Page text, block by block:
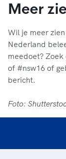
Meer
Wil je meer
Nederland
meedoet? Zoek
of #nsw16 of
bericht.
Foto: